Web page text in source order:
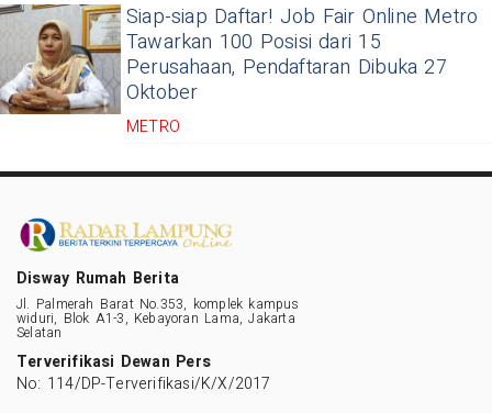
Siap-siap Daftar! Job Fair Online Metro
Tawarkan 100 Posisi dari 15
Perusahaan, Pendaftaran Dibuka 27
Oktober
METRO
Disway Rumah Berita
Jl. Palmerah Barat No.353, komplek kampus
widuri, Blok A1-3, Kebayoran Lama, Jakarta
Selatan
Terverifikasi Dewan Pers
No: 114/DP-Terverifikasi/K/X/2017